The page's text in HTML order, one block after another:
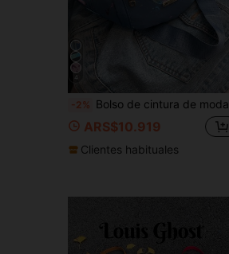
4
-2% Bolso de cintura de moda para mujer, bolso bandolera cruzado, monedero metálico, bolso de pecho multifuncional para exteriores
ARS$10.919
Clientes habituales